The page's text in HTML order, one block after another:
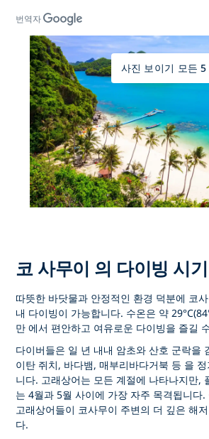
번역자
사진 보이
코 사무이 의 다이빙 시기
따뜻한 바닷물과 안정적인 환경 덕분에 코
내 다이빙이 가능합니다. 수온은 약
만 에서 편안하고 여유로운 다이빙을 즐길
다이버들은 일 년 내내 암초와 산호 군락을
이탄 쥐치, 바다뱀, 매부리바다거북 등 을
니다. 고래상어는 모든 계절에 나타나지만,
는4월과 5월 사이에 가장 자주 목격됩니다
고래상어들이 코사무이 주변의 더 깊은 해
다.